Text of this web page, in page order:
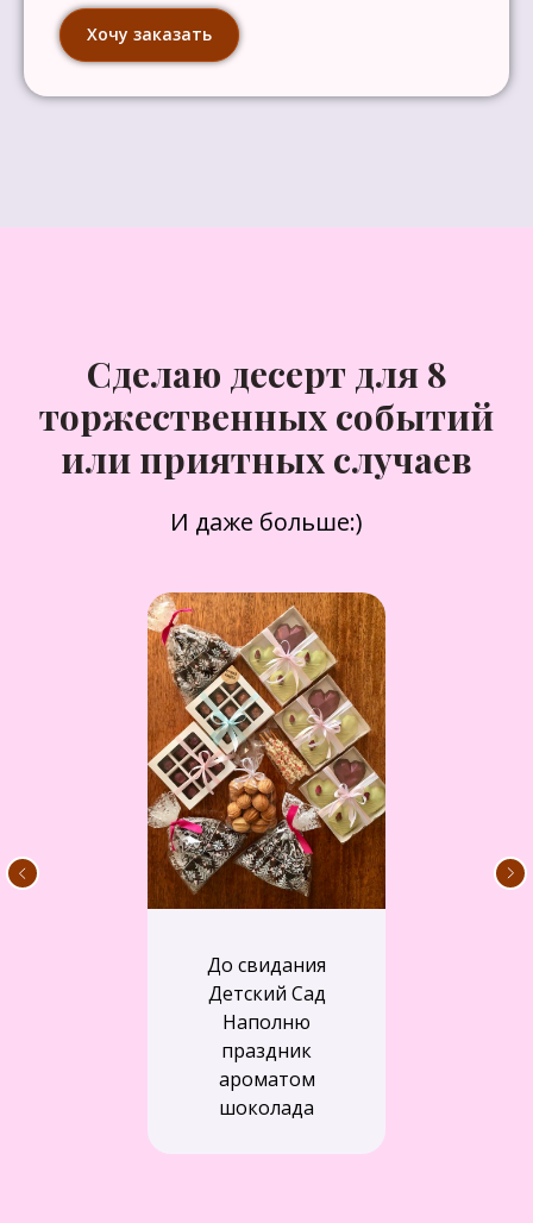
Хочу заказать
Сделаю десерт для 8
торжественных событий
или приятных случаев
И даже больше:)
До свидания
Детский Сад
Наполню
праздник
ароматом
шоколада